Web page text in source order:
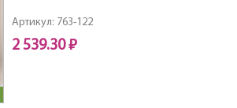
Артикул: 763-122
2 539.30 ₽